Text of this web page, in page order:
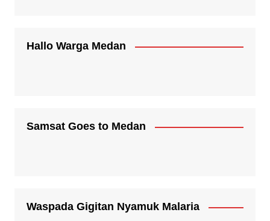
Hallo Warga Medan
Samsat Goes to Medan
Waspada Gigitan Nyamuk Malaria